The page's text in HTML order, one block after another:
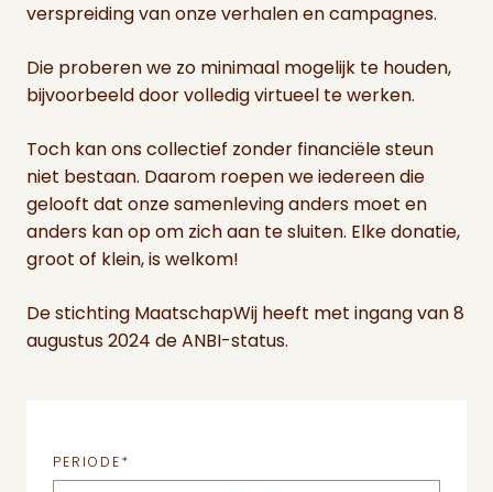
verspreiding van onze verhalen en campagnes.
Die proberen we zo minimaal mogelijk te houden,
bijvoorbeeld door volledig virtueel te werken.
Toch kan ons collectief zonder financiële steun
niet bestaan. Daarom roepen we iedereen die
gelooft dat onze samenleving anders moet en
anders kan op om zich aan te sluiten. Elke donatie,
groot of klein, is welkom!
De stichting MaatschapWij heeft met ingang van 8
augustus 2024 de ANBI-status.
PERIODE *